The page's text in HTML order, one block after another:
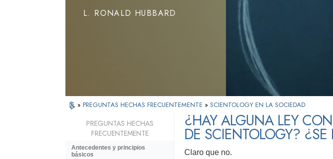
L. RONALD HUBBARD
» PREGUNTAS HECHAS FRECUENTEMENTE » SCIENTOLOGY EN LA SOCIEDAD
¿HAY ALGUNA LEY
DE SCIENTOLOGY?
Claro que no.
PREGUNTAS HECHAS
FRECUENTEMENTE
Antecedentes y principios
básicos